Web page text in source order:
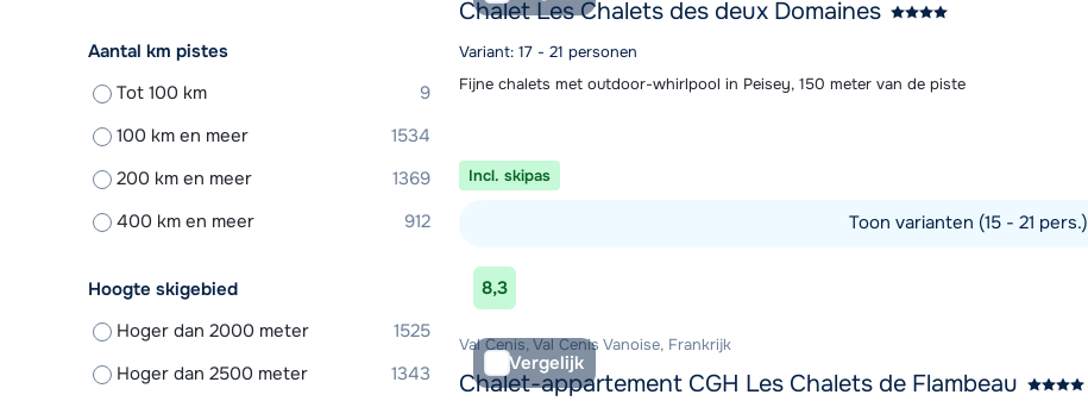
Chalet Les Chalets des deux Domaines
Variant: 17 - 21 personen
Fijne chalets met outdoor-whirlpool in Peisey, 150 meter van de piste
Incl. skipas
Toon varianten (15 - 21 pers.)
Bekijk accommodatie
8,3
Vergelijk
Val Cenis, Val Cenis Vanoise, Frankrijk
Chalet-appartement CGH Les Chalets de Flambeau
Aantal km pistes
Tot 100 km
9
100 km en meer
1534
200 km en meer
1369
400 km en meer
912
Hoogte skigebied
Hoger dan 2000 meter
1525
Hoger dan 2500 meter
1343